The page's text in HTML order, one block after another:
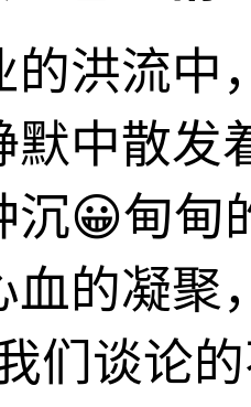
的洪流中
默中散发
沉😀甸甸
血的凝聚
们谈论